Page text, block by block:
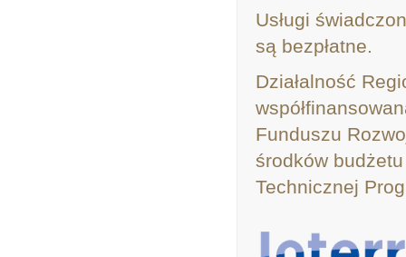
Usługi
są bezpłatne.
Działalność
Funduszu
środków
Technicznej